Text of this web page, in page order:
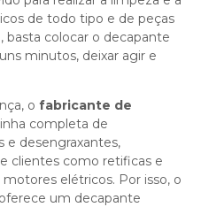
de todo tipo e de peças
basta colocar o decapante
minutos, deixar agir e
o fabricante de
completa de
e desengraxantes,
clientes como retificas e
elétricos. Por isso, o
oferece um decapante